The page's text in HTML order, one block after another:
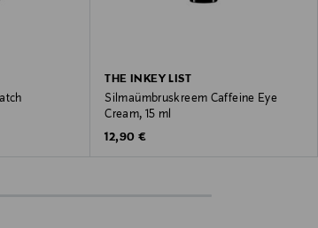
THE INKEY LIST
Silmaümbruskreem Caffeine Eye
Cream, 15 ml
Original Price
12,90 €